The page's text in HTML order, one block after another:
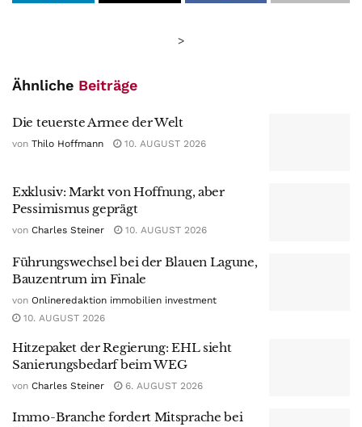
>
Ähnliche Beiträge
Die teuerste Armee der Welt
von Thilo Hoffmann 10. AUGUST 2026
Exklusiv: Markt von Hoffnung, aber
Pessimismus geprägt
von Charles Steiner 10. AUGUST 2026
Führungswechsel bei der Blauen Lagune,
Bauzentrum im Finale
von Onlineredaktion immobilien investment
10. AUGUST 2026
Hitzepaket der Regierung: EHL sieht
Sanierungsbedarf beim WEG
von Charles Steiner 6. AUGUST 2026
Immo-Branche fordert Mitsprache bei